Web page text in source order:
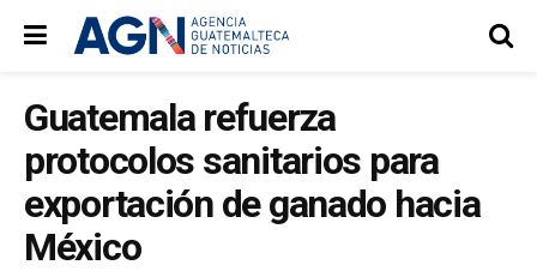
Guatemala refuerza
protocolos sanitarios para
exportación de ganado hacia
México